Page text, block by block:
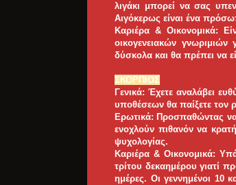
λιγάκι μπορεί να σας
Αιγόκερως είναι ένα
Καριέρα & Οικονομικά:
οικογενειακών
δύσκολα και θα πρέπει να
ΣΚΟΡΠΙΟΣ
Γενικά: Έχετε αναλάβει
υποθέσεων θα παίξετε τον
Ερωτικά: Προσπαθώντας
ενοχλούν πιθανόν να
ψυχολογίας.
Καριέρα & Οικονομικά:
τρίτου δεκαημέρου γιατί
ημέρες. Οι γεννημένοι 10